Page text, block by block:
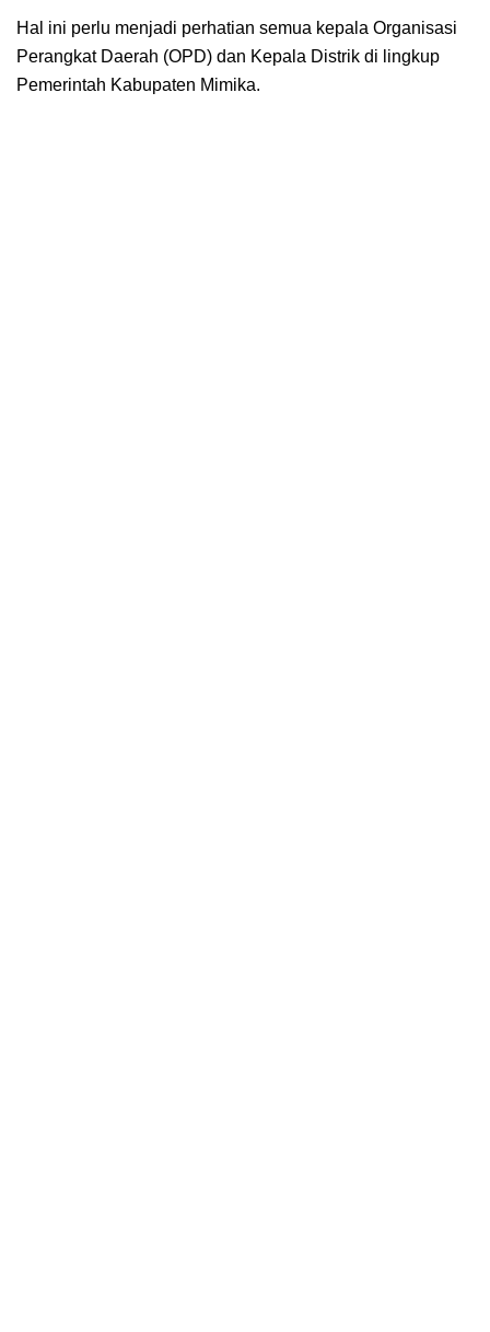
Hal ini perlu menjadi perhatian semua kepala Organisasi
Perangkat Daerah (OPD) dan Kepala Distrik di lingkup
Pemerintah Kabupaten Mimika.